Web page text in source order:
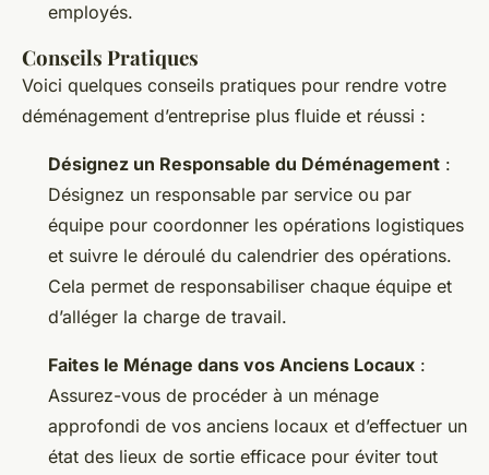
employés.
Conseils Pratiques
Voici quelques conseils pratiques pour rendre votre
déménagement d’entreprise plus fluide et réussi :
Désignez un Responsable du Déménagement :
Désignez un responsable par service ou par
équipe pour coordonner les opérations logistiques
et suivre le déroulé du calendrier des opérations.
Cela permet de responsabiliser chaque équipe et
d’alléger la charge de travail.
Faites le Ménage dans vos Anciens Locaux :
Assurez-vous de procéder à un ménage
approfondi de vos anciens locaux et d’effectuer un
état des lieux de sortie efficace pour éviter tout